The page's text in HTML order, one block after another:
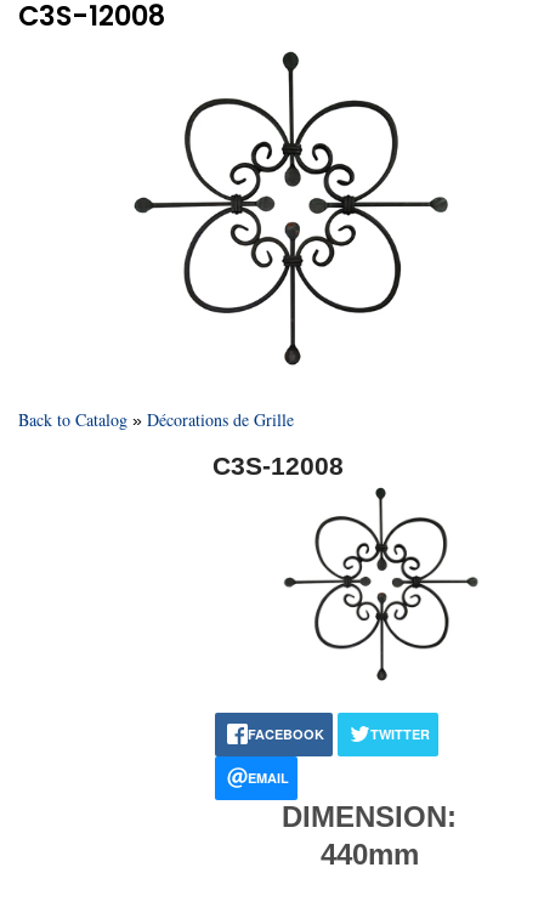
C3S-12008
Back to Catalog Décorations de Grille
C3S-12008
FACEBOOK TWITTER
EMAIL
DIMENSION:
440mm